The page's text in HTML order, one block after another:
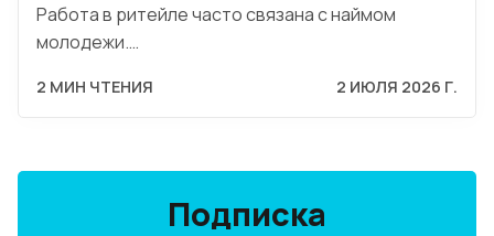
Работа в ритейле часто связана с наймом
молодежи.…
2 МИН ЧТЕНИЯ 2 ИЮЛЯ 2026 Г.
Подписка